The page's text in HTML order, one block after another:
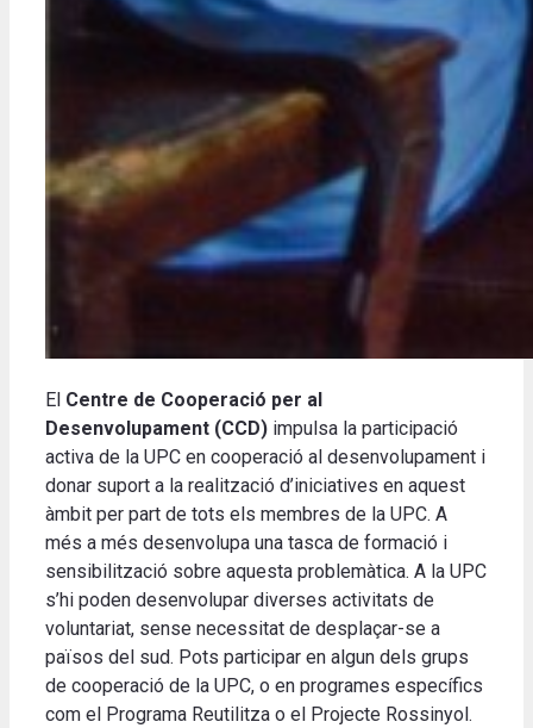
El Centre de Cooperació per al
Desenvolupament (CCD) impulsa la participació
activa de la UPC en cooperació al desenvolupament i
donar suport a la realització d’iniciatives en aquest
àmbit per part de tots els membres de la UPC. A
més a més desenvolupa una tasca de formació i
sensibilització sobre aquesta problemàtica. A la UPC
s’hi poden desenvolupar diverses activitats de
voluntariat, sense necessitat de desplaçar-se a
països del sud. Pots participar en algun dels grups
de cooperació de la UPC, o en programes específics
com el Programa Reutilitza o el Projecte Rossinyol.